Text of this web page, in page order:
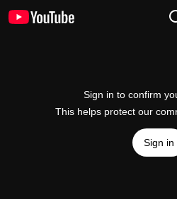
Sign in to confirm
This helps protect our
Sign in